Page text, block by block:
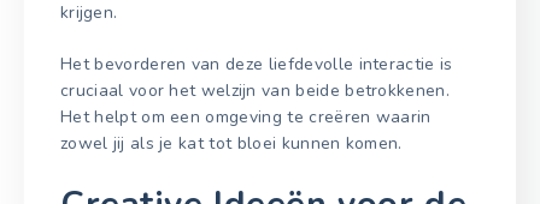
krijgen.
Het bevorderen van deze liefdevolle interactie is
cruciaal voor het welzijn van beide betrokkenen.
Het helpt om een omgeving te creëren waarin
zowel jij als je kat tot bloei kunnen komen.